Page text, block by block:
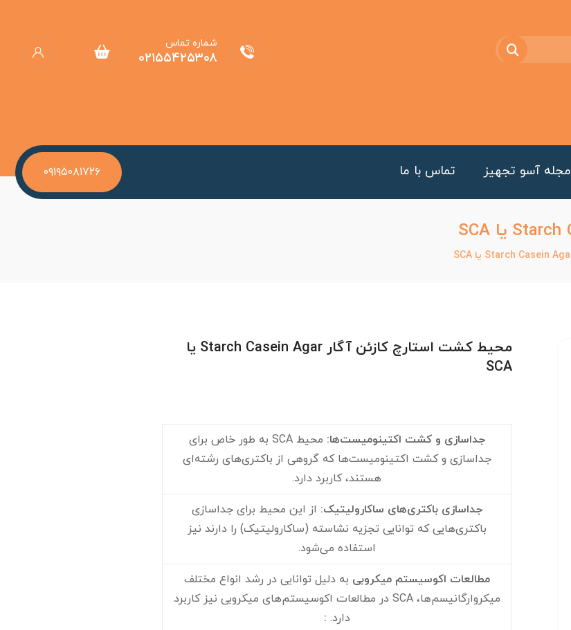
شماره تماس
۰۲۱۵۵۴۲۵۳۰۸
مجله آسو تجهیز تماس با ما ۰۹۱۹۵۰۸۱۷۲۶
محیط کشت استارچ کازئن آگار Starch Casein Agar یا
SCA
جداسازی و کشت اکتینومیست‌ها:
محیط SCA به طور خاص برای
جداسازی و کشت اکتینومیست‌ها که گروهی از باکتری‌های رشته‌ای
هستند، کاربرد دارد.
جداسازی باکتری‌های ساکارولیتیک: از این محیط برای جداسازی
باکتری‌هایی که توانایی تجزیه نشاسته (ساکارولیتیک) را دارند نیز
استفاده می‌شود.
مطالعات اکوسیستم میکروبی به دلیل توانایی در رشد انواع مختلف
میکروارگانیسم‌ها، SCA در مطالعات اکوسیستم‌های میکروبی نیز کاربرد
دارد. :